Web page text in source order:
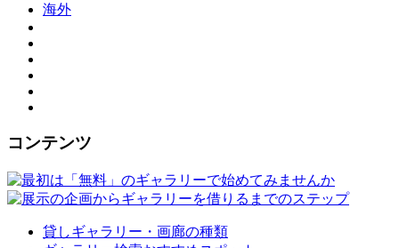
海外
コンテンツ
貸しギャラリー・画廊の種類